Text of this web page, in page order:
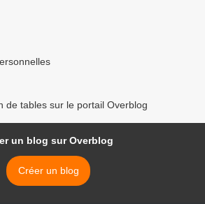
de tables sur le portail Overblog
un blog sur Overblog
Créer un blog